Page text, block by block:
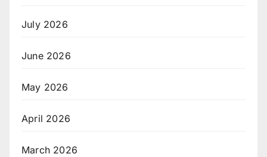
July 2026
June 2026
May 2026
April 2026
March 2026